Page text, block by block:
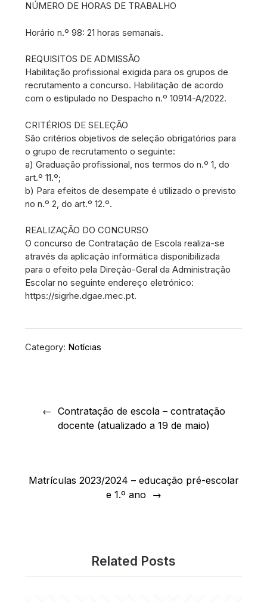
NÚMERO DE HORAS DE TRABALHO
Horário n.º 98: 21 horas semanais.
REQUISITOS DE ADMISSÃO
Habilitação profissional exigida para os grupos de
recrutamento a concurso. Habilitação de acordo
com o estipulado no Despacho n.º 10914-A/2022.
CRITÉRIOS DE SELEÇÃO
São critérios objetivos de seleção obrigatórios para
o grupo de recrutamento o seguinte:
a) Graduação profissional, nos termos do n.º 1, do
art.º 11.º;
b) Para efeitos de desempate é utilizado o previsto
no n.º 2, do art.º 12.º.
REALIZAÇÃO DO CONCURSO
O concurso de Contratação de Escola realiza-se
através da aplicação informática disponibilizada
para o efeito pela Direção-Geral da Administração
Escolar no seguinte endereço eletrónico:
https://sigrhe.dgae.mec.pt.
Category: Notícias
Contratação de escola – contratação
docente (atualizado a 19 de maio)
Matrículas 2023/2024 – educação pré-escolar
e 1.º ano
Related Posts